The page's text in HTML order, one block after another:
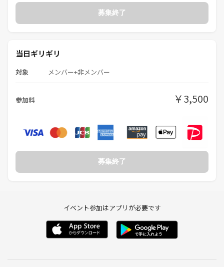
募集終了
当日ギリギリ
対象 メンバー+非メンバー
参加料 ￥3,500
募集終了
イベント参加はアプリが必要です